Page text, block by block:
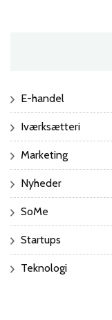
E-handel
Iværksætteri
Marketing
Nyheder
SoMe
Startups
Teknologi